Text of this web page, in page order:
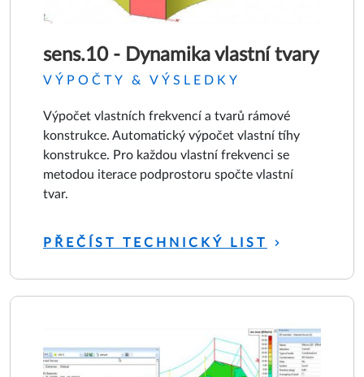
sens.10 - Dynamika vlastní tvary
VÝPOČTY & VÝSLEDKY
Výpočet vlastních frekvencí a tvarů rámové
konstrukce. Automatický výpočet vlastní tíhy
konstrukce. Pro každou vlastní frekvenci se
metodou iterace podprostoru spočte vlastní
tvar.
PŘEČÍST TECHNICKÝ LIST